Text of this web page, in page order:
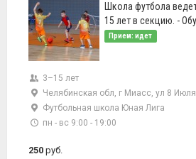
Школа футбола
15 лет в секцию. -
Прием: идет
3–15 лет
Челябинская обл, г Миасс, ул 8
Футбольная школа Юная Лига
пн - вс 9:00 - 19:00
250 руб.